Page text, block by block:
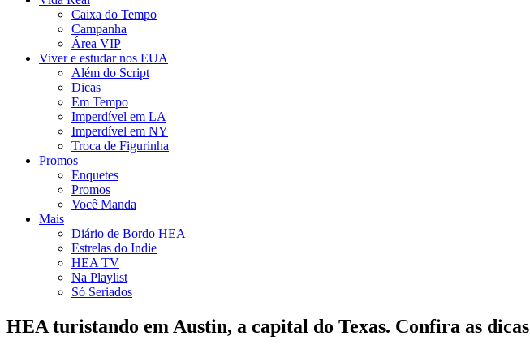
Caixa do Tempo
Campanha
Área VIP
Viver e estudar nos EUA
Além do Script
Dicas
Em Tempo
Imperdível em LA
Imperdível em NY
Troca de Figurinha
Promos
Enquetes
Promos
Você Manda
Mais
Diário de Bordo HEA
Estrelas do Indie
HEA TV
Na Playlist
Só Seriados
HEA turistando em Austin, a capital do Texas. Confira as dicas